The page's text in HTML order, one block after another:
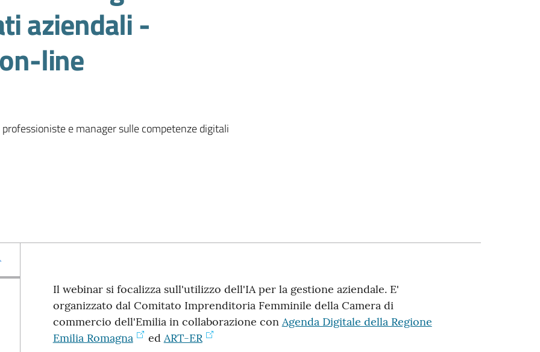
aziendali-
line
e manager sulle competenze digitali
Il webinar si focalizza sull'utilizzo dell'IA per la gestione aziendale. E'
organizzato dal Comitato Imprenditoria Femminile della Camera di
commercio dell'Emilia in collaborazione con Agenda Digitale della Regione
Emilia Romagna
ed ART-ER